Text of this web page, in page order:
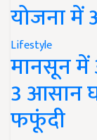
योजना
Lifestyle
मानसून में
3 आसान
फफूंदी